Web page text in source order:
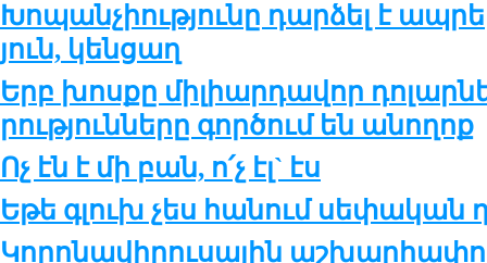
Խո­պան­չիու­թ­յու­նը դար­ձել է
յուն, կեն­ցաղ
Երբ խոս­քը մի­լիար­դա­վոր
րու­թ­յուն­նե­րը գոր­ծում են ա­նո­ղոք
Ոչ էն է մի բան, ո՛չ էլ` էս
Եթե գլուխ չես հա­նում սե­փա­կան
Կո­րո­նա­վի­րու­սա­յին